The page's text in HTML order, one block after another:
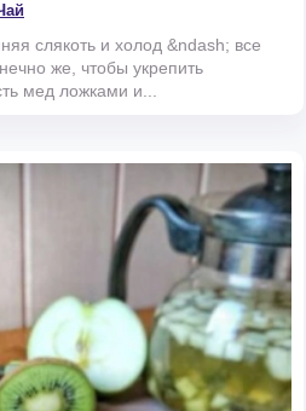
слякоть и холод &ndash; все
же, чтобы укрепить
мед ложками и...